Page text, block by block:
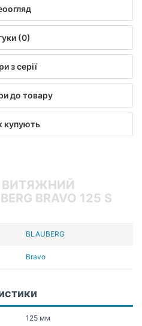
(0)
з серії
до товару
купують
ВИТЯЖНИЙ
BRAVO 125 S
BLAUBERG
Bravo
125 мм